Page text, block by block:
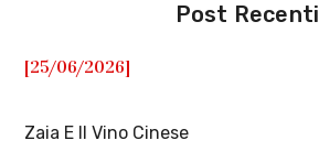
Post Recenti
[25/06/2026]
Zaia E Il Vino Cinese